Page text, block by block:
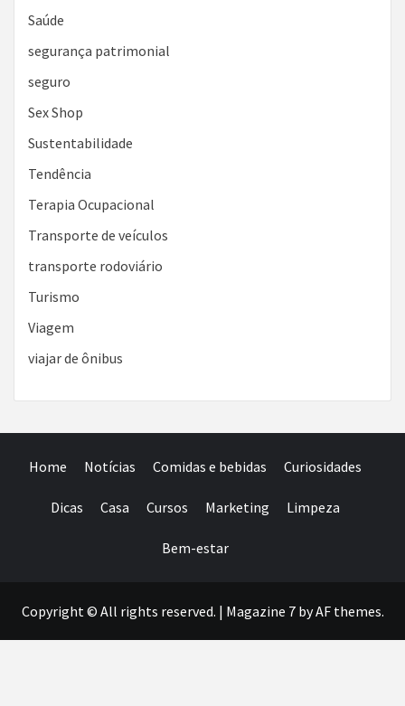
Saúde
segurança patrimonial
seguro
Sex Shop
Sustentabilidade
Tendência
Terapia Ocupacional
Transporte de veículos
transporte rodoviário
Turismo
Viagem
viajar de ônibus
Home Notícias Comidas e bebidas Curiosidades
Dicas Casa Cursos Marketing Limpeza
Bem-estar
Copyright © All rights reserved. | Magazine 7by AF themes.